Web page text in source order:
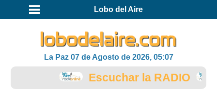
Lobo del Aire
La Paz 07 de Agosto de 2026, 05:07
Escuchar la RADIO